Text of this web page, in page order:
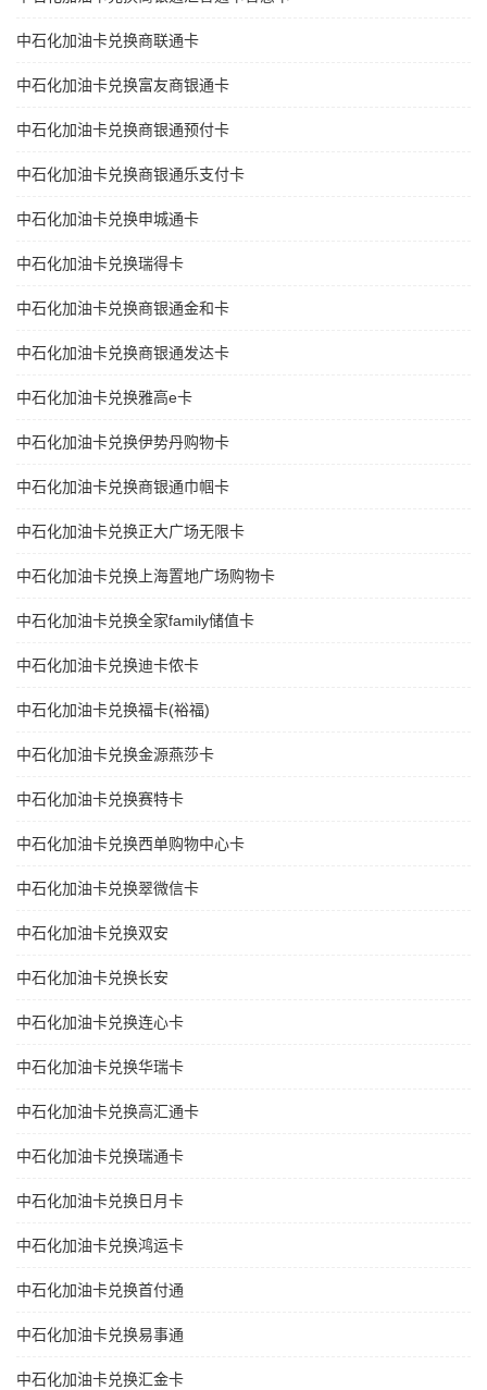
中石化加油卡兑换商联通卡
中石化加油卡兑换富友商银通卡
中石化加油卡兑换商银通预付卡
中石化加油卡兑换商银通乐支付卡
中石化加油卡兑换申城通卡
中石化加油卡兑换瑞得卡
中石化加油卡兑换商银通金和卡
中石化加油卡兑换商银通发达卡
中石化加油卡兑换雅高e卡
中石化加油卡兑换伊势丹购物卡
中石化加油卡兑换商银通巾帼卡
中石化加油卡兑换正大广场无限卡
中石化加油卡兑换上海置地广场购物卡
中石化加油卡兑换全家family储值卡
中石化加油卡兑换迪卡侬卡
中石化加油卡兑换福卡(裕福)
中石化加油卡兑换金源燕莎卡
中石化加油卡兑换赛特卡
中石化加油卡兑换西单购物中心卡
中石化加油卡兑换翠微信卡
中石化加油卡兑换双安
中石化加油卡兑换长安
中石化加油卡兑换连心卡
中石化加油卡兑换华瑞卡
中石化加油卡兑换高汇通卡
中石化加油卡兑换瑞通卡
中石化加油卡兑换日月卡
中石化加油卡兑换鸿运卡
中石化加油卡兑换首付通
中石化加油卡兑换易事通
中石化加油卡兑换汇金卡